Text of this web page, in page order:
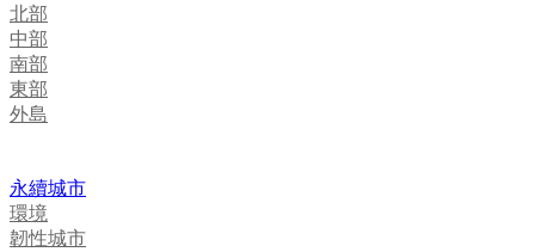
北部
中部
南部
東部
外島
永續城市
環境
韌性城市